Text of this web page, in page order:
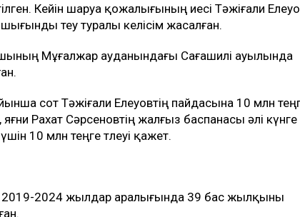
кейін сотталып, кейін рақымшылыққа іліккен
кәсіпкер пәтер сыйлады. Оған жаңа
деп хабарлайдыUlysmedia.kz
түлектерге пәтер берілді деген ақпаратты жоққа